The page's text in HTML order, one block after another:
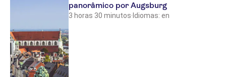
panorâmico por Augsburg
3 horas 30 minutos· Idiomas: en